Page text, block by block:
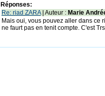
Réponses:
Re: riad ZARA| Auteur : Marie
Mais oui, vous pouvez aller dans ce
ne faurt pas en tenit compte. C'est